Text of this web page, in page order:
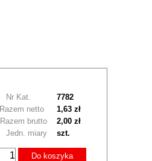
Nr Kat. 7782
Razem brutto 2,00 zł
Razem netto 1,63 zł
Jedn. miary szt.
Do koszyka